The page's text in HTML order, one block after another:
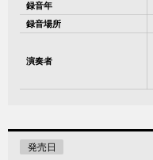
録音年
録音場所
演奏者
発売日